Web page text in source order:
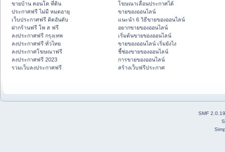
ขายบ้าน คอนโด ที่ดิน
ประกาศฟรี ไม่มี หมดอายุ
เว็บประกาศฟรี ติดอันดับ
ฝากร้านฟรี โพ ส ฟรี
ลงประกาศฟรี กรุงเทพ
ลงประกาศฟรี ทั่วไทย
ลงประกาศโฆษณาฟรี
ลงประกาศฟรี 2023
รวมเว็บลงประกาศฟรี
โฆษณาเลื่อนประกาศได้
ขายของออนไลน์
แนะนำ 6 วิธีขายของออนไลน์
อยากขายของออนไลน์
เริ่มต้นขายของออนไลน์
ขายของออนไลน์ เริ่มยังไง
ชี้ช่องขายของออนไลน์
การขายของออนไลน์
สร้างเว็บฟรีประกาศ
SMF 2.0.19